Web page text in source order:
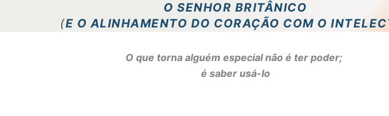
O SENHOR BRITÂNICO
(E O ALINHAMENTO DO CORAÇÃO COM O
O que torna alguém especial não é ter poder;
é saber usá-lo